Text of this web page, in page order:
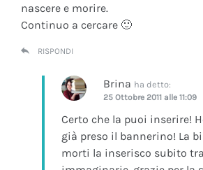
nascere e morire.
Continuo a cercare 🙂
RISPONDI
Brina ha detto:
25 Ottobre 2011 alle 11:09
Certo che la puoi inserire!
già preso il bannerino! La
morti la inserisco subito